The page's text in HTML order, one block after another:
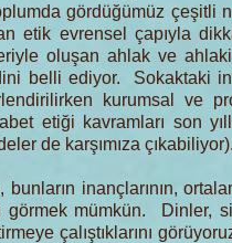
gördüğümüz çeşitli
etik evrensel çapıyla
oluşan ahlak ve
belli ediyor. Sokaktaki
kurumsal ve
etiği kavramları son
de karşımıza çıkabiliyor).
bunların inançlarının,
görmek mümkün. Dinler,
çalıştıklarını